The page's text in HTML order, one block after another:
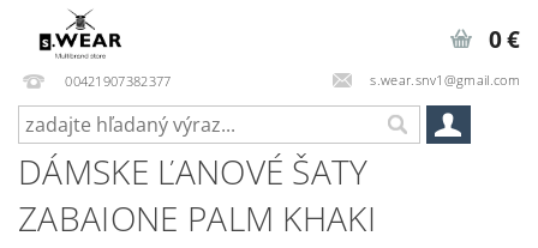
00421907382377 s.wear.snv1@gmail.com
0 €
DÁMSKE ĽANOVÉ ŠATY
ZABAIONE PALM KHAKI